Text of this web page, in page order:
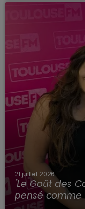
21 juillet 2026
"Le Goût des
pensé comme